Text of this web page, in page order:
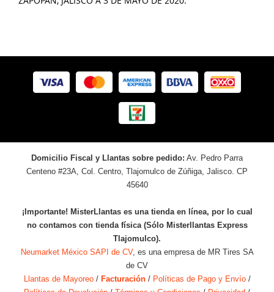
Domicilio Fiscal y Llantas sobre pedido: Av. Pedro Parra
Centeno #23A, Col. Centro, Tlajomulco de Zúñiga, Jalisco. CP
45640
¡Importante! MisterLlantas es una tienda en línea, por lo cual
no contamos con tienda física (Sólo Misterllantas Express
Tlajomulco).
Neumarket México SAPI de CV, es una empresa de MR Tires SA
de CV
Llantas de Mayoreo/ Facturación/ Políticas de Pago y Envío/